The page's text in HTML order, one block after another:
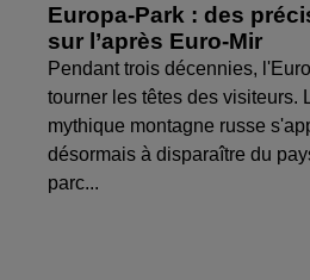
Europa-Park : des
sur l’après Euro-Mir
Pendant trois décennies,
tourner les têtes des visiteurs.
mythique montagne russe
désormais à disparaître du
parc...